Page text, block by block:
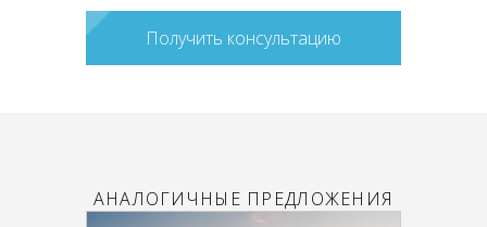
Получить консультацию
АНАЛОГИЧНЫЕ ПРЕДЛОЖЕНИЯ